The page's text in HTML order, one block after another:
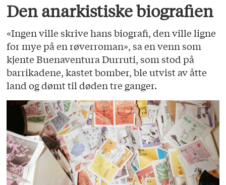
Den anarkistiske biografien
«Ingen ville skrive hans biografi, den ville ligne
for mye på en røverroman», sa en venn som
kjente Buenaventura Durruti, som stod på
barrikadene, kastet bomber, ble utvist av åtte
land og dømt til døden tre ganger.